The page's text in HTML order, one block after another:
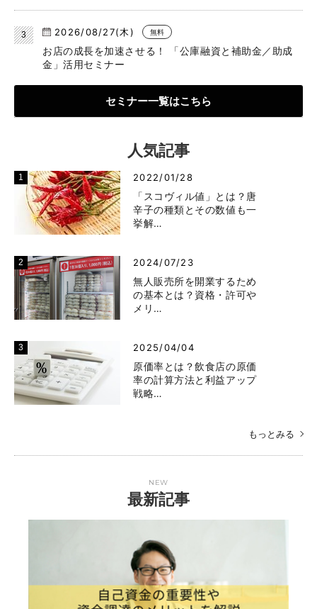
2026/08/27(木) 無料
お店の成長を加速させる！ 「公庫融資と補助金／助成
金」活用セミナー
セミナー一覧はこちら
人気記事
2022/01/28
「スコヴィル値」とは？唐
辛子の種類とその数値も一
挙解…
2024/07/23
無人販売所を開業するため
の基本とは？資格・許可や
メリ…
2025/04/04
原価率とは？飲食店の原価
率の計算方法と利益アップ
戦略…
もっとみる
NEW
最新記事